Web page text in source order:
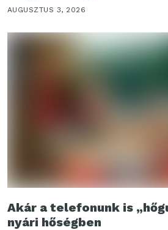
AUGUSZTUS 3, 2026
Akár a telefonunk is
nyári hőségben